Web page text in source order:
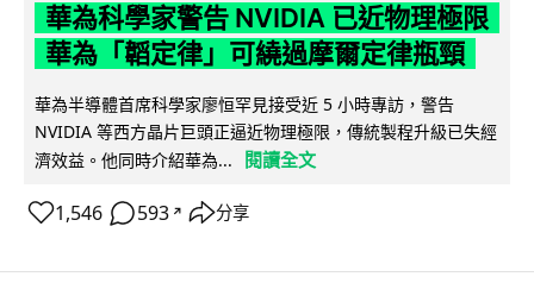
華為科學家警告 NVIDIA 已近物理極限
華為「韜定律」可繞過摩爾定律瓶頸
華為半導體首席科學家廖恒罕見接受近 5 小時專訪，警告
NVIDIA 等西方晶片巨頭正逼近物理極限，傳統製程升級已失經
濟效益。他同時介紹華為...
閱讀全文
1,546 593 ↗ 分享